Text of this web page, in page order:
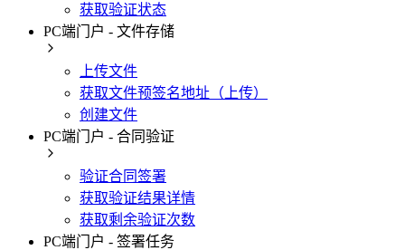
获取验证状态
PC端门户 - 文件存储
上传文件
获取文件预签名地址（上传）
创建文件
PC端门户 - 合同验证
验证合同签署
获取验证结果详情
获取剩余验证次数
PC端门户 - 签署任务